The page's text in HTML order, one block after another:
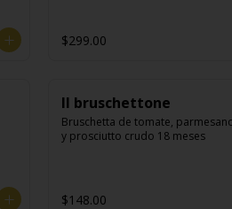
$299.00
Il bruschettone
Bruschetta de tomate,
y prosciutto crudo 18 meses
$148.00